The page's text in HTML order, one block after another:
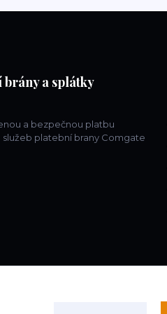
brány a splátky
a bezpečnou platbu
služeb platební brany Comgate